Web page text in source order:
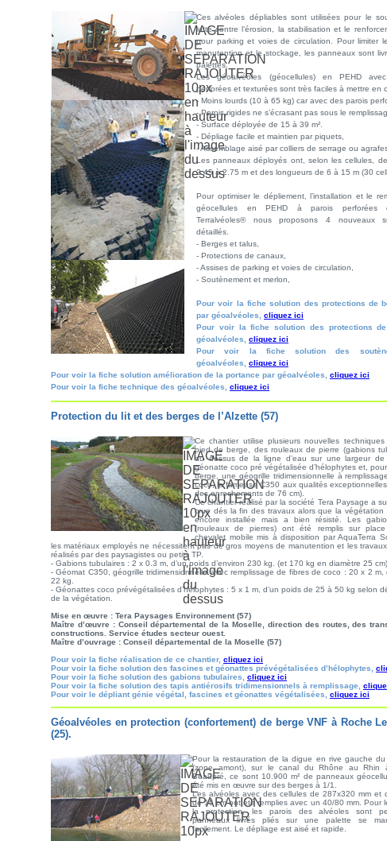
Ces alvéoles dépliables sont utilisées pour le
lutte contre l’érosion, la stabilisation et le
pour parking et voies de circulation. Pour limiter
manutention et le stockage, les panneaux sont
palettes.
Les géoalvéoles (géocellules) en PEHD
perforées et texturées sont très faciles à mettre en
- Moins lourds (10 à 65 kg) car avec des parois
- Parois rigides ne s’écrasant pas sous le
- Surface déployée de 15 à 39 m².
- Dépliage facile et maintien par piquets,
- Assemblage aisé par colliers de serrage ou
Les panneaux déployés ont, selon les cellules,
2.45 à 2.75 m et des longueurs de 6 à 15 m (30
Pour optimiser le dépliement, l’installation et le
géocellules en PEHD à parois perforées
Terralvéoles® nous proposons 4 nouveaux
détaillés.
- Berges et talus,
- Protections de canaux,
- Assises de parking et voies de circulation,
- Soutènement et merlon,
Pour voir la fiche solution des protections de
par géoalvéoles, cliquez ici
Pour voir la fiche solution des protections
géoalvéoles, cliquez ici
Pour voir la fiche solution des
géoalvéoles, cliquez ici
Pour voir la fiche solution amélioration de la portance par géoalvéoles, cliquez ici
Pour voir la fiche technique des géoalvéoles, cliquez ici
Protection du lit et des berges de l’Alzette (57)
Ce chantier utilise plusieurs nouvelles
pied de berge, des rouleaux de pierre (gabions
au dessus de la ligne d’eau sur une largeur
géonatte coco pré végétalisée d’hélophytes et,
berge, une géogrille tridimensionnelle à
coco, la fameuse C350 aux qualités
des enrochements de 76 cm).
Ce chantier réalisé par la société Tera Paysage a
crue dés la fin des travaux alors que la végétation
encore installée mais a bien résisté. Les
(rouleaux de pierres) ont été remplis sur
chevalet mobile mis à disposition par AquaTerra
les matériaux employés ne nécessitent pas de gros moyens de manutention et les
réalisés par des paysagistes ou petits TP.
- Gabions tubulaires : 2 x 0.3 m, d’un poids d’environ 230 kg. (et 170 kg en diamètre 25 cm)
- Géomat C350, géogrille tridimensionnelle avec remplissage de fibres de coco : 20 x 2 m,
22 kg.
- Géonattes coco prévégétalisées d’hélophytes : 5 x 1 m, d’un poids de 25 à 50 kg selon
de la végétation.
Mise en œuvre : Tera Paysages Environnement (57)
Maître d’œuvre : Conseil départemental de la Moselle, direction des routes, des
constructions. Service études secteur ouest.
Maître d’ouvrage : Conseil départemental de la Moselle (57)
Pour voir la fiche réalisation de ce chantier, cliquez ici
Pour voir la fiche solution des fascines et géonattes prévégétalisées d’hélophytes,
Pour voir la fiche solution des gabions tubulaires, cliquez ici
Pour voir la fiche solution des tapis antiérosifs tridimensionnels à remplissage,
Pour voir le dépliant génie végétal, fascines et géonattes végétalisées, cliquez ici
Géoalvéoles en protection (confortement) de berge VNF à Roche
(25).
Pour la restauration de la digue en rive gauche
(zone amont), sur le canal du Rhône au Rhin
Beaupré, ce sont 10.900 m² de panneaux
été mis en œuvre sur des berges à 1/1.
Les alvéoles avec des cellules de 287x320 mm et
de 15 cm ont été remplies avec un 40/80 mm. Pour
la protection, les parois des alvéoles sont
panneaux livrés pliés sur une palette se
facilement. Le dépliage est aisé et rapide.